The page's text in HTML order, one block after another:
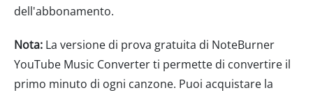
dell'abbonamento.
Nota: La versione di prova gratuita di NoteBurner
YouTube Music Converter ti permette di convertire il
primo minuto di ogni canzone. Puoi acquistare la